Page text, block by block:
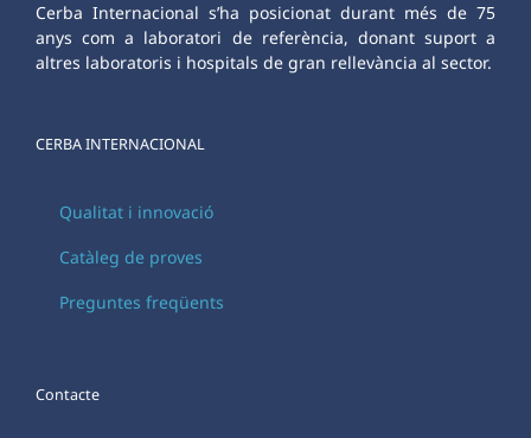
Cerba Internacional s’ha posicionat durant més de 75
anys com a laboratori de referència, donant suport a
altres laboratoris i hospitals de gran rellevància al sector.
CERBA INTERNACIONAL
Qualitat i innovació
Catàleg de proves
Preguntes freqüents
Contacte